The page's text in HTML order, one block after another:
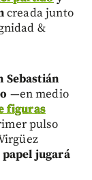
creada junto
&
Sebastián
—en medio
figuras
pulso
papel jugará